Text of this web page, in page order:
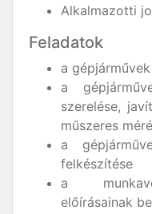
Alkalmazotti
Feladatok
a
a
szerelése,
műszeres
a
felkészítése
a
előírásainak